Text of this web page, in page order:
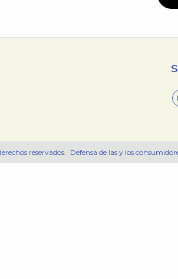
reservados. Defensa de las y los